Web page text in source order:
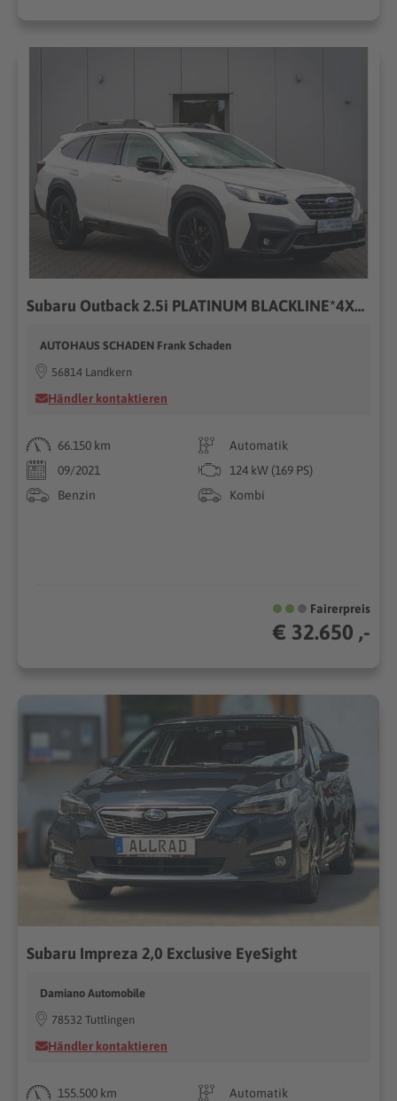
Subaru Outback 2.5i PLATINUM BLACKLINE*4X4*AHK*19"*WERKSGARANTIE*
AUTOHAUS SCHADEN Frank Schaden
56814 Landkern
Händler kontaktieren
66.150 km
Automatik
09/2021
124 kW (169 PS)
Benzin
Kombi
Fairerpreis
€ 32.650 ,-
Subaru Impreza 2,0 Exclusive EyeSight
Damiano Automobile
78532 Tuttlingen
Händler kontaktieren
155.500 km
Automatik